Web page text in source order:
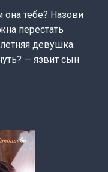
тебе? Назови
перестать
девушка.
— язвит сын